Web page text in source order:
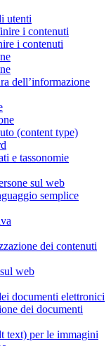
utenti
i contenuti
i contenuti
dell’informazione
(content type)
e tassonomie
sul web
semplice
dei contenuti
web
documenti elettronici
dei documenti
text) per le immagini